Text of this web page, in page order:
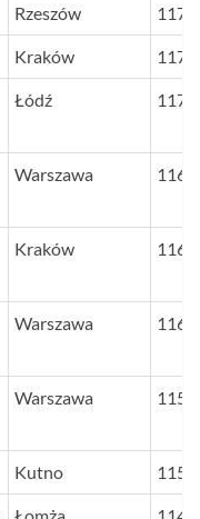
Rzeszów 1178
Kraków 1177
Łódź 1172
Warszawa 1165
Kraków 1164
Warszawa 1162
Warszawa 1158
Kutno 1150
Łomża 1140